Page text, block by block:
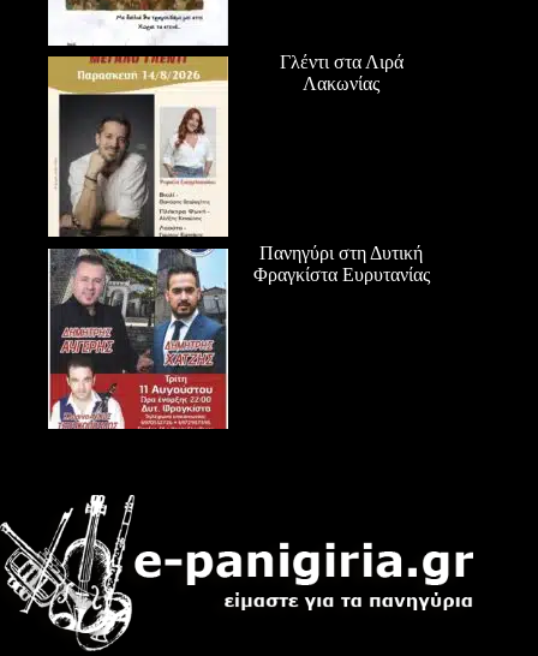
Γλέντι στα Λιρά
Λακωνίας
Πανηγύρι στη Δυτική
Φραγκίστα Ευρυτανίας